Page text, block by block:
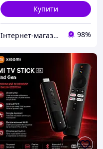
Купити
Інтернет-магазин "SHRAK" 98%